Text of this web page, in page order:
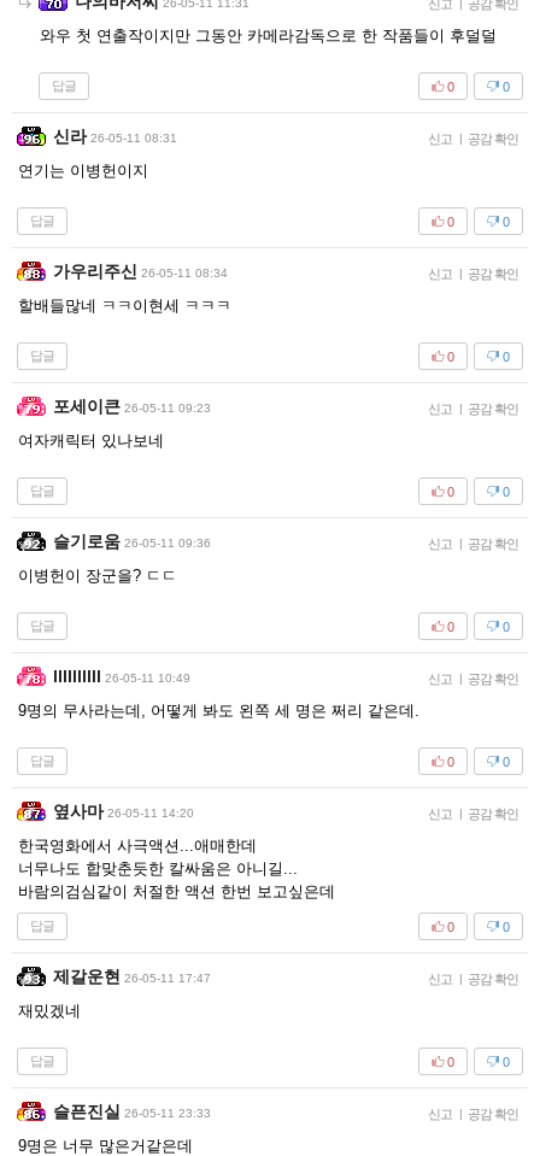
26-05-11 11:31 신고 공감 확인
와우 첫 연출작이지만 그동안 카메라감독으로 한 작품들이 후덜덜
답글 0
0
신라 26-05-11 08:31 신고 | 공감 확인
연기는 이병헌이지
답글 0
0
가우리주신 26-05-11 08:34 신고 | 공감 확인
할배들많네 ㅋㅋ이현세 ㅋㅋㅋ
답글 0
0
포세이큰 26-05-11 09:23 신고 | 공감 확인
여자캐릭터 있나보네
답글 0
0
슬기로움 26-05-11 09:36 신고 | 공감 확인
이병헌이 장군을? ㄷㄷ
답글 0
0
llllllllll 26-05-11 10:49 신고 | 공감 확인
9명의 무사라는데, 어떻게 봐도 왼쪽 세 명은 쩌리 같은데.
답글 0
0
옆사마 26-05-11 14:20 신고 | 공감 확인
한국영화에서 사극액션...애매한데
너무나도 합맞춘듯한 칼싸움은 아니길...
바람의검심같이 처절한 액션 한번 보고싶은데
답글 0
0
제갈운현 26-05-11 17:47 신고 | 공감 확인
재밌겠네
답글 0
0
슬픈진실 26-05-11 23:33 신고 | 공감 확인
9명은 너무 많은거같은데